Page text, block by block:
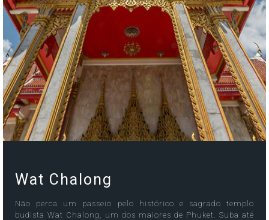
Wat Chalong
Não perca um passeio pelo histórico e sagrado templo
budista Wat Chalong, um dos maiores de Phuket. Suba até